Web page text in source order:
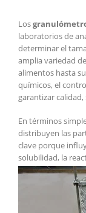
Los
laboratorios de
determinar el
amplia variedad
alimentos hasta
químicos, el
garantizar
En términos
distribuyen las
clave porque
solubilidad, la